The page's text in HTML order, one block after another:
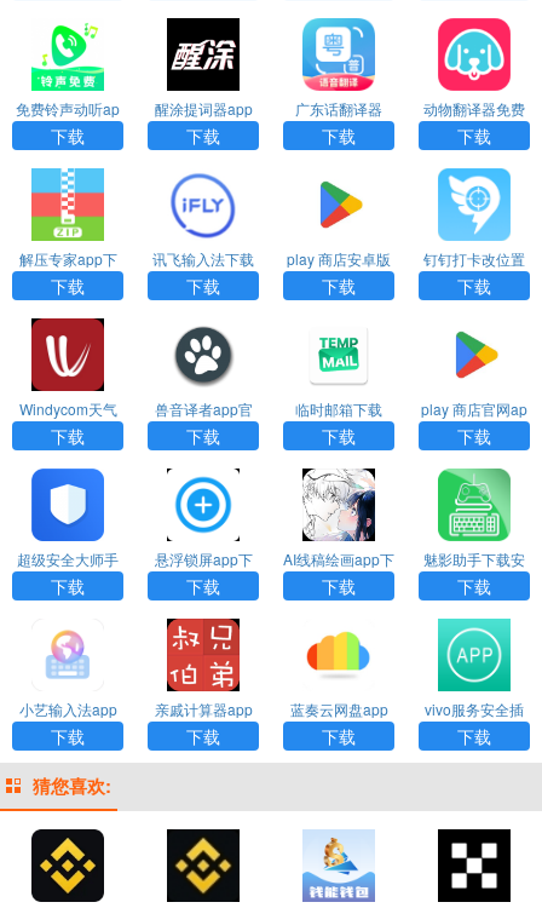
免费铃声动听ap
p下载
下载
醒涂提词器app
下载
下载
广东话翻译器
（粤语翻译）ap
下载
动物翻译器免费
下载
下载
解压专家app下
载安卓版
下载
讯飞输入法下载
安装2023最新版
下载
play 商店安卓版
下载
下载
钉钉打卡改位置
神器下载
下载
Windycom天气
预报下载中文版
下载
兽音译者app官
方版下载
下载
临时邮箱下载
下载
play 商店官网ap
p下载
下载
超级安全大师手
机版下载安装最
下载
悬浮锁屏app下
载安装免费版
下载
AI线稿绘画app下
载
下载
魅影助手下载安
卓版最新版
下载
小艺输入法app
下载安装
下载
亲戚计算器app
下载免费版
下载
蓝奏云网盘app
下载官网
下载
vivo服务安全插
件最新版本下载
下载
猜您喜欢: